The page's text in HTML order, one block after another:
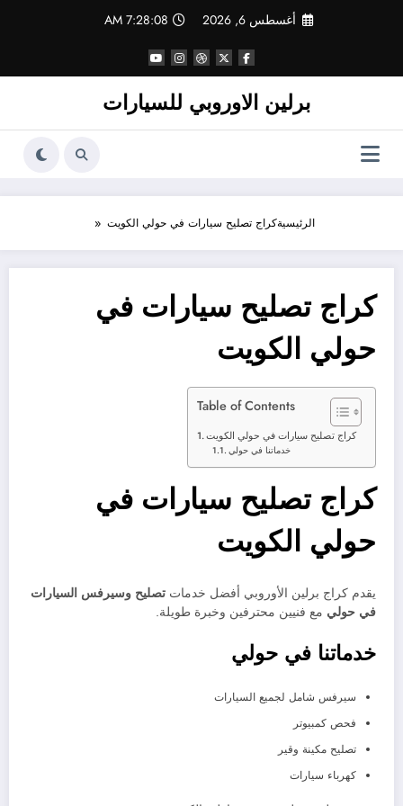
أغسطس 6, 2026 7:28:08 AM
برلين الاوروبي للسيارات
الرئيسيةكراج تصليح سيارات في حولي الكويت
كراج تصليح سيارات في
حولي الكويت
Table of Contents
كراج تصليح سيارات في حولي الكويت
خدماتنا في حولي
كراج تصليح سيارات في
حولي الكويت
يقدم كراج برلين الأوروبي أفضل خدمات تصليح وسيرفس السيارات
في حولي مع فنيين محترفين وخبرة طويلة.
خدماتنا في حولي
سيرفس شامل لجميع السيارات
فحص كمبيوتر
تصليح مكينة وقير
كهرباء سيارات